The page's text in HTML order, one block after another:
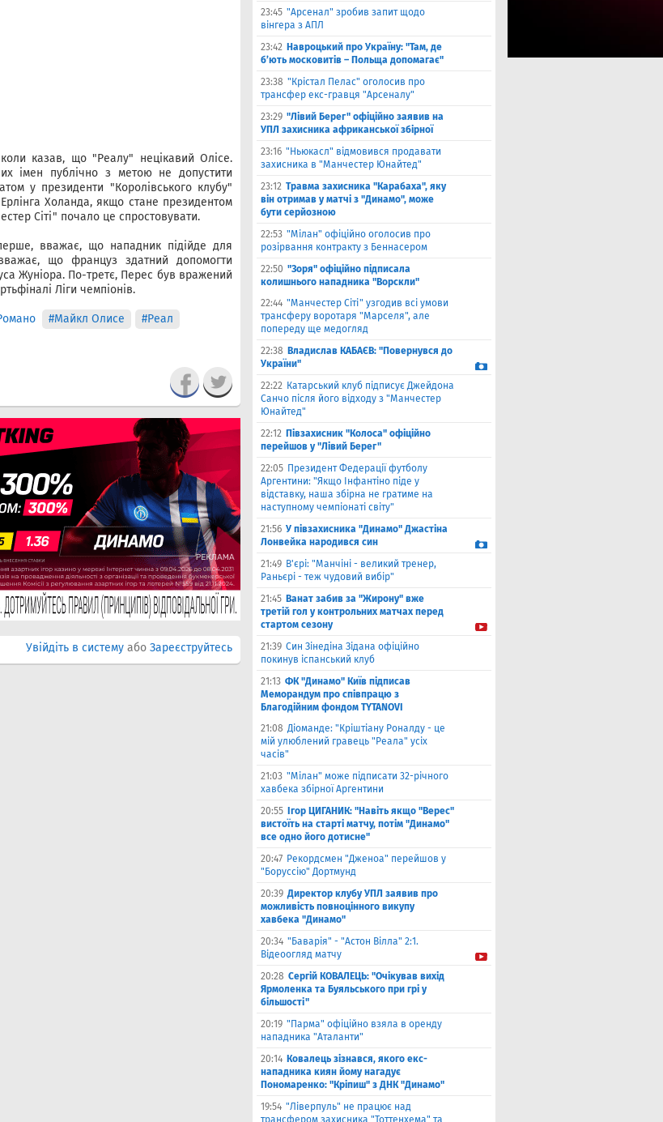
казав, що "Реалу" нецікавий Олісе.
імен публічно з метою не допустити
у президенти "Королівського клубу"
Холанда, якщо стане президентом
Сіті" почало це спростовувати.
вважає, що нападник підійде для
що француз здатний допомогти
Жуніора. По-третє, Перес був вражений
Ліги чемпіонів.
#Майкл Олисе
#Реал
Увійдіть в систему або Зареєструйтесь
23:45 "Арсенал" зробив запит щодо
вінгера з АПЛ
23:42 Навроцький про Україну: "Там, де
б’ють московитів – Польща допомагає"
23:38 "Крістал Пелас" оголосив про
трансфер екс-гравця "Арсеналу"
23:29 "Лівий Берег" офіційно заявив на
УПЛ захисника африканської збірної
23:16 "Ньюкасл" відмовився продавати
захисника в "Манчестер Юнайтед"
23:12 Травма захисника "Карабаха", яку
він отримав у матчі з "Динамо", може
бути серйозною
22:53 "Мілан" офіційно оголосив про
розірвання контракту з Беннасером
22:50 "Зоря" офіційно підписала
колишнього нападника "Ворскли"
22:44 "Манчестер Сіті" узгодив всі умови
трансферу воротаря "Марселя", але
попереду ще медогляд
22:38 Владислав КАБАЄВ: "Повернувся до
України"
22:22 Катарський клуб підписує Джейдона
Санчо після його відходу з "Манчестер
Юнайтед"
22:12 Півзахисник "Колоса" офіційно
перейшов у "Лівий Берег"
22:05 Президент Федерації футболу
Аргентини: "Якщо Інфантіно піде у
відставку, наша збірна не гратиме на
наступному чемпіонаті світу"
21:56 У півзахисника "Динамо" Джастіна
Лонвейка народився син
21:49 В'єрі: "Манчіні - великий тренер,
Раньєрі - теж чудовий вибір"
21:45 Ванат забив за "Жирону" вже
третій гол у контрольних матчах перед
стартом сезону
21:39 Син Зінедіна Зідана офіційно
покинув іспанський клуб
21:13 ФК "Динамо" Київ підписав
Меморандум про співпрацю з
Благодійним фондом TYTANOVI
21:08 Діоманде: "Кріштіану Роналду - це
мій улюблений гравець "Реала" усіх
часів"
21:03 "Мілан" може підписати 32-річного
хавбека збірної Аргентини
20:55
Ігор ЦИГАНИК: "Навіть якщо "Верес"
вистоїть на старті матчу, потім "Динамо"
все одно його дотисне"
20:47 Рекордсмен "Дженоа" перейшов у
"Боруссію" Дортмунд
20:39 Директор клубу УПЛ заявив про
можливість повноцінного викупу
хавбека "Динамо"
20:34 "Баварія" - "Астон Вілла" 2:1.
Відеоогляд матчу
20:28 Сергій КОВАЛЕЦЬ: "Очікував вихід
Ярмоленка та Буяльського при грі у
більшості"
20:19 "Парма" офіційно взяла в оренду
нападника "Аталанти"
20:14 Ковалець зізнався, якого екс-
нападника киян йому нагадує
Пономаренко: "Кріпиш" з ДНК "Динамо"
19:54 "Ліверпуль" не працює над
трансфером захисника "Тоттенхема" та